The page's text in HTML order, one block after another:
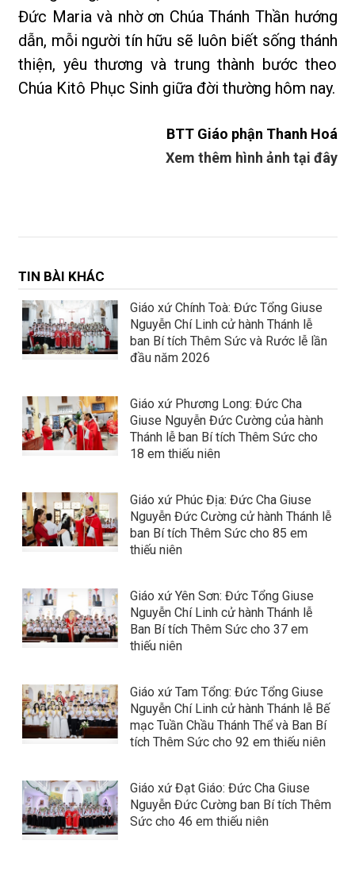
Đức Maria và nhờ ơn Chúa Thánh Thần hướng
dẫn, mỗi người tín hữu sẽ luôn biết sống thánh
thiện, yêu thương và trung thành bước theo
Chúa Kitô Phục Sinh giữa đời thường hôm nay.
BTT Giáo phận Thanh Hoá
Xem thêm hình ảnh tại đây
TIN BÀI KHÁC
Giáo xứ Chính Toà: Đức Tổng Giuse
Nguyễn Chí Linh cử hành Thánh lễ
ban Bí tích Thêm Sức và Rước lễ lần
đầu năm 2026
Giáo xứ Phương Long: Đức Cha
Giuse Nguyễn Đức Cường của hành
Thánh lễ ban Bí tích Thêm Sức cho
18 em thiếu niên
Giáo xứ Phúc Địa: Đức Cha Giuse
Nguyễn Đức Cường cử hành Thánh lễ
ban Bí tích Thêm Sức cho 85 em
thiếu niên
Giáo xứ Yên Sơn: Đức Tổng Giuse
Nguyễn Chí Linh cử hành Thánh lễ
Ban Bí tích Thêm Sức cho 37 em
thiếu niên
Giáo xứ Tam Tổng: Đức Tổng Giuse
Nguyễn Chí Linh cử hành Thánh lễ Bế
mạc Tuần Chầu Thánh Thể và Ban Bí
tích Thêm Sức cho 92 em thiếu niên
Giáo xứ Đạt Giáo: Đức Cha Giuse
Nguyễn Đức Cường ban Bí tích Thêm
Sức cho 46 em thiếu niên